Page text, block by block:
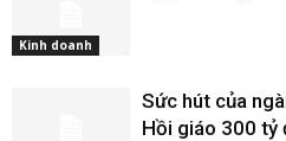
Kinh doanh
Sức hút của
Hồi giáo 300 tỷ